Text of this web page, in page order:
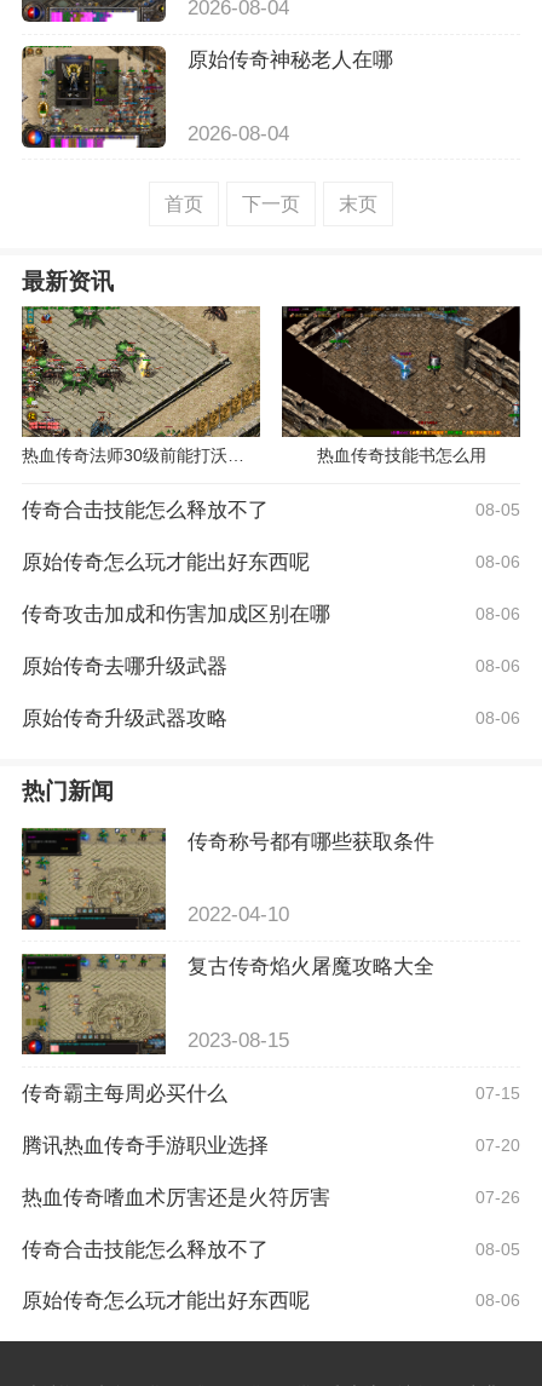
2026-08-04
原始传奇神秘老人在哪
2026-08-04
首页 下一页 末页
最新资讯
热血传奇法师30级前能打沃玛教主吗？ 热血传奇技能书怎么用
传奇合击技能怎么释放不了 08-05
原始传奇怎么玩才能出好东西呢 08-06
传奇攻击加成和伤害加成区别在哪 08-06
原始传奇去哪升级武器 08-06
原始传奇升级武器攻略 08-06
热门新闻
传奇称号都有哪些获取条件
2022-04-10
复古传奇焰火屠魔攻略大全
2023-08-15
传奇霸主每周必买什么 07-15
腾讯热血传奇手游职业选择 07-20
热血传奇嗜血术厉害还是火符厉害 07-26
传奇合击技能怎么释放不了 08-05
原始传奇怎么玩才能出好东西呢 08-06